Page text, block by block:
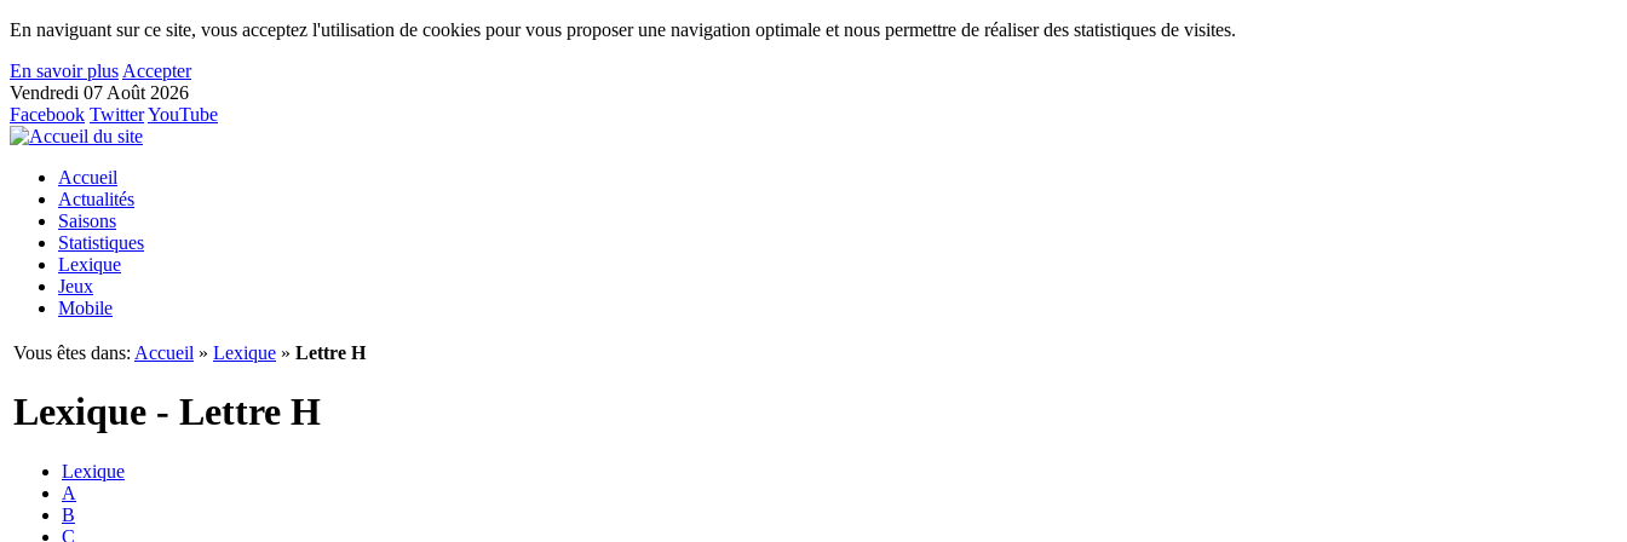
En naviguant sur ce site, vous acceptez l'utilisation de cookies pour vous proposer une navigation optimale et nous permettre de réaliser des statistiques de visites.
En savoir plus Accepter
Vendredi 07 Août 2026
Facebook TwitterYouTube
Accueil
Actualités
Saisons
Statistiques
Lexique
Jeux
Mobile
Vous êtes dans: Accueil » Lexique » Lettre H
Lexique - Lettre H
Lexique
A
B
C